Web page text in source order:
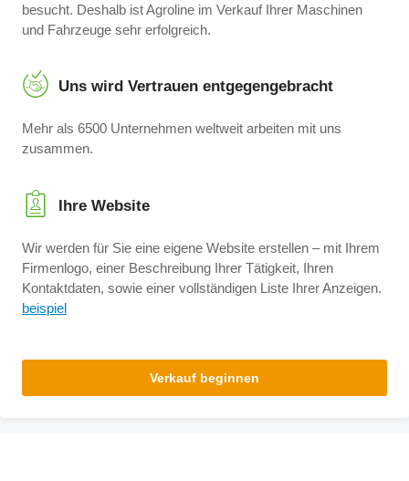
besucht. Deshalb ist Agroline im Verkauf Ihrer Maschinen
und Fahrzeuge sehr erfolgreich.
Uns wird Vertrauen entgegengebracht
Mehr als 6500 Unternehmen weltweit arbeiten mit uns
zusammen.
Ihre Website
Wir werden für Sie eine eigene Website erstellen – mit Ihrem
Firmenlogo, einer Beschreibung Ihrer Tätigkeit, Ihren
Kontaktdaten, sowie einer vollständigen Liste Ihrer Anzeigen.
beispiel
Verkauf beginnen